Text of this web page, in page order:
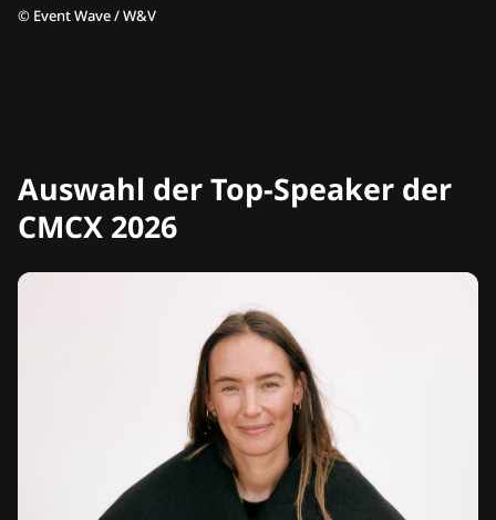
© Event Wave / W&V
Auswahl der Top-Speaker der
CMCX 2026